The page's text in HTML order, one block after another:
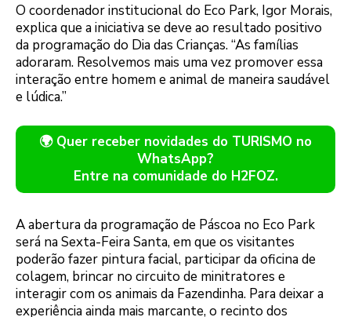
O coordenador institucional do Eco Park, Igor Morais,
explica que a iniciativa se deve ao resultado positivo
da programação do Dia das Crianças. “As famílias
adoraram. Resolvemos mais uma vez promover essa
interação entre homem e animal de maneira saudável
e lúdica.”
🌍 Quer receber novidades do TURISMO no
WhatsApp?
Entre na comunidade do H2FOZ.
A abertura da programação de Páscoa no Eco Park
será na Sexta-Feira Santa, em que os visitantes
poderão fazer pintura facial, participar da oficina de
colagem, brincar no circuito de minitratores e
interagir com os animais da Fazendinha. Para deixar a
experiência ainda mais marcante, o recinto dos